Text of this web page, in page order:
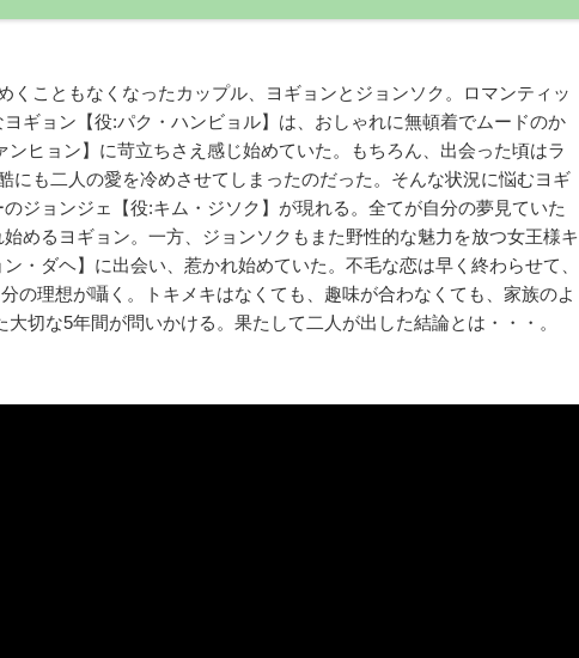
くこともなくなったカップル、ヨギョンとジョンソク。ロマンティッ
ギョン【役:パク・ハンビョル】は、おしゃれに無頓着でムードのか
ヒョン】に苛立ちさえ感じ始めていた。もちろん、出会った頃はラ
にも二人の愛を冷めさせてしまったのだった。そんな状況に悩むヨギ
ジョンジェ【役:キム・ジソク】が現れる。全てが自分の夢見ていた
めるヨギョン。一方、ジョンソクもまた野性的な魅力を放つ女王様キ
・ダヘ】に出会い、惹かれ始めていた。不毛な恋は早く終わらせて、
の理想が囁く。トキメキはなくても、趣味が合わなくても、家族のよ
切な5年間が問いかける。果たして二人が出した結論とは・・・。